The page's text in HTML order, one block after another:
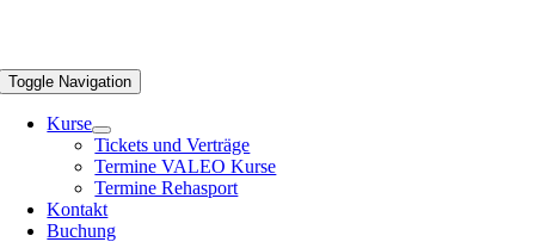
Toggle Navigation
Kurse
Tickets und Verträge
Termine VALEO Kurse
Termine Rehasport
Kontakt
Buchung